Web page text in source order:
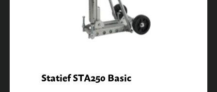
Statief STA250 Basic